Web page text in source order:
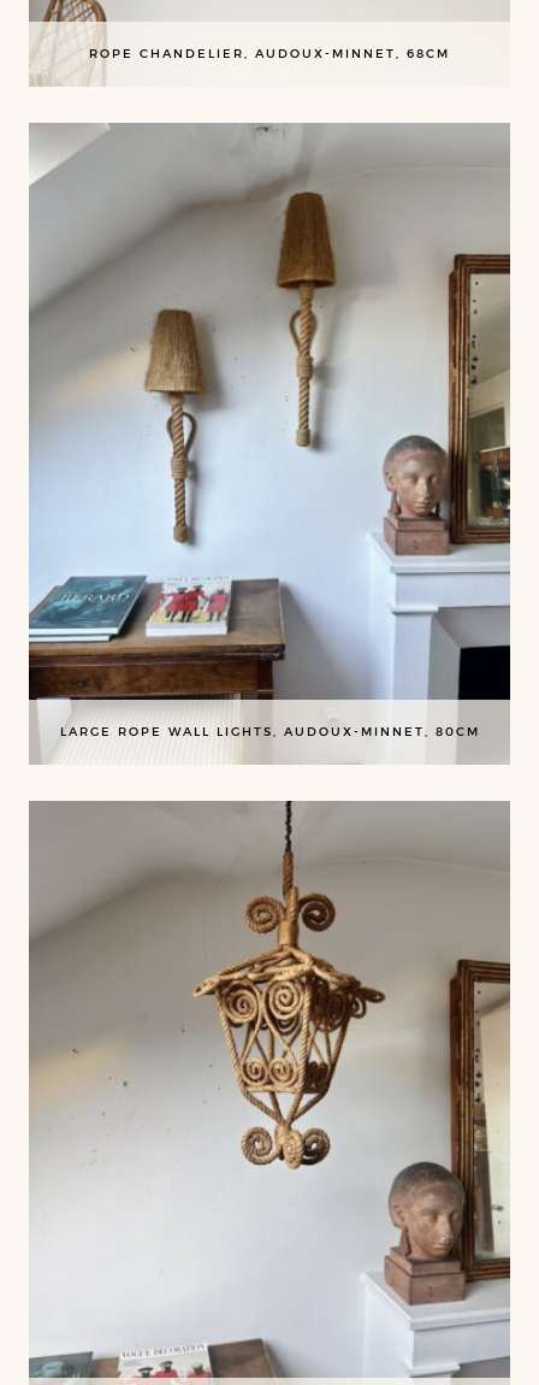
ROPE CHANDELIER, AUDOUX-MINNET, 68CM
LARGE ROPE WALL LIGHTS, AUDOUX-MINNET, 80CM